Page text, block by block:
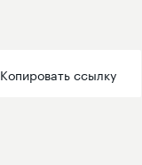
Копировать ссылку